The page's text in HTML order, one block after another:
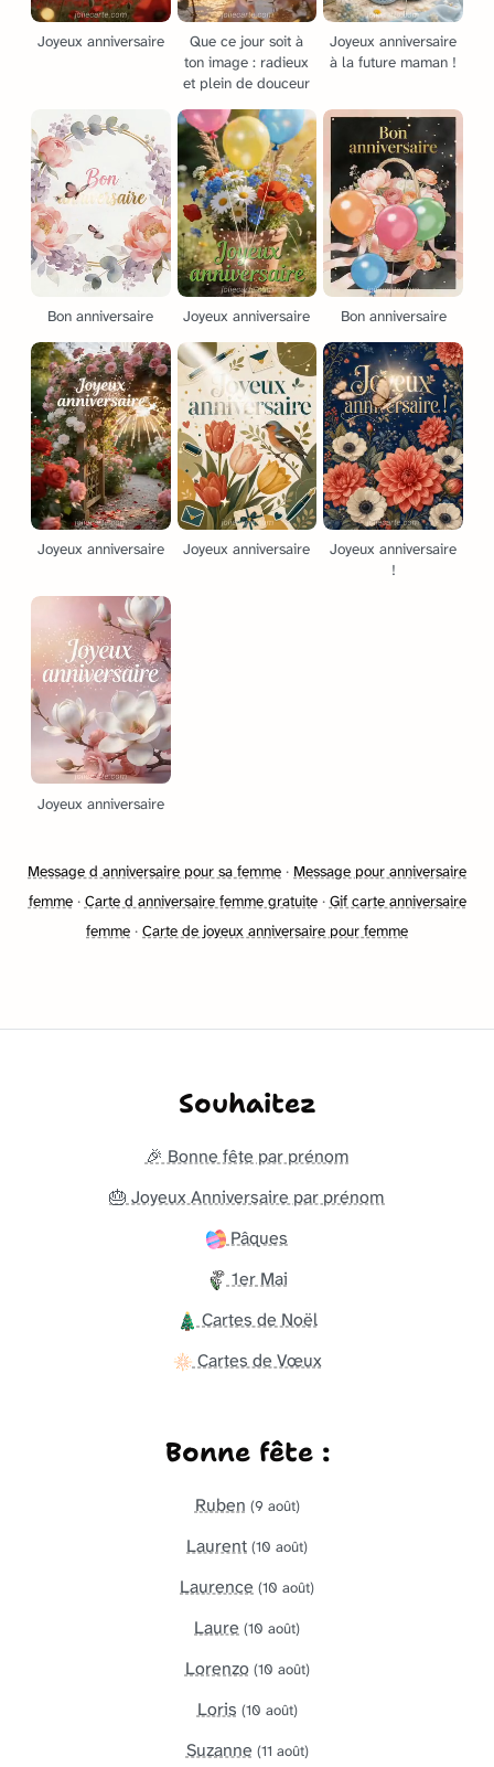
Joyeux anniversaire
Que ce jour soit à
ton image : radieux
et plein de douceur
Joyeux anniversaire
à la future maman !
Bon anniversaire Joyeux anniversaire Bon anniversaire
Joyeux anniversaire Joyeux anniversaire
Joyeux anniversaire
!
Joyeux anniversaire
Message d anniversaire pour sa femme · Message pour anniversaire
femme· Carte d anniversaire femme gratuite· Gif carte anniversaire
femme · Carte de joyeux anniversaire pour femme
Souhaitez
🎉 Bonne fête par prénom
🎂 Joyeux Anniversaire par prénom
Pâques
1er Mai
Cartes de Noël
Cartes de Vœux
Bonne fête :
Ruben (9 août)
Laurent (10 août)
Laurence (10 août)
Laure (10 août)
Lorenzo (10 août)
Loris (10 août)
Suzanne (11 août)